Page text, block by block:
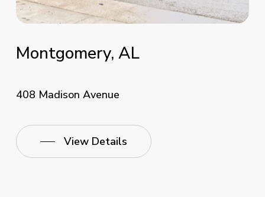
Montgomery, AL
408 Madison Avenue
View Details